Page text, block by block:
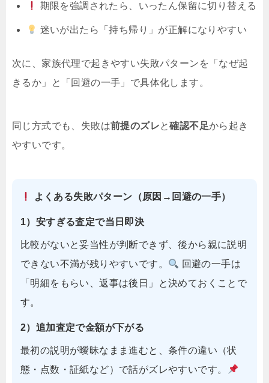
期限を強調されたら、いったん保留に切り替える
迷いが出たら「持ち帰り」が正解になりやすい
次に、家族代理で起きやすい失敗パターンを「なぜ起
きるか」と「回避の一手」で具体化します。
同じ方式でも、失敗は前提のズレと確認不足から起き
やすいです。
よくある失敗パターン（原因→回避の一手）
1）安すぎる査定で当日即決
比較がないと妥当性が判断できず、後から親に説明
できない不満が残りやすいです。
回避の一手は
「明細をもらい、返事は後日」と決めておくことで
す。
2）追加査定で金額が下がる
最初の説明が曖昧なまま進むと、条件の違い（状
態・点数・証紙など）で話がズレやすいです。